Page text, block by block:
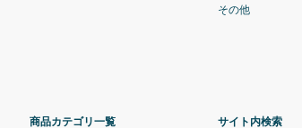
その他
商品カテゴリ一覧 サイト内検索